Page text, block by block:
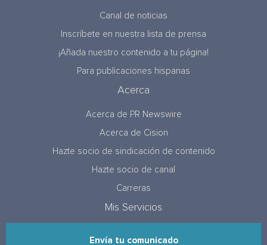
Canal de noticias
Inscríbete en nuestra lista de prensa
¡Añada nuestro contenido a tu página!
Para publicaciones hispanas
Acerca
Acerca de PR Newswire
Acerca de Cision
Hazte socio de sindicación de contenido
Hazte socio de canal
Carreras
Mis Servicios
Envía tu comunicado